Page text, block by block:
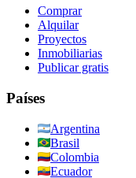
Comprar
Alquilar
Proyectos
Inmobiliarias
Publicar gratis
Países
Argentina
Brasil
Colombia
Ecuador